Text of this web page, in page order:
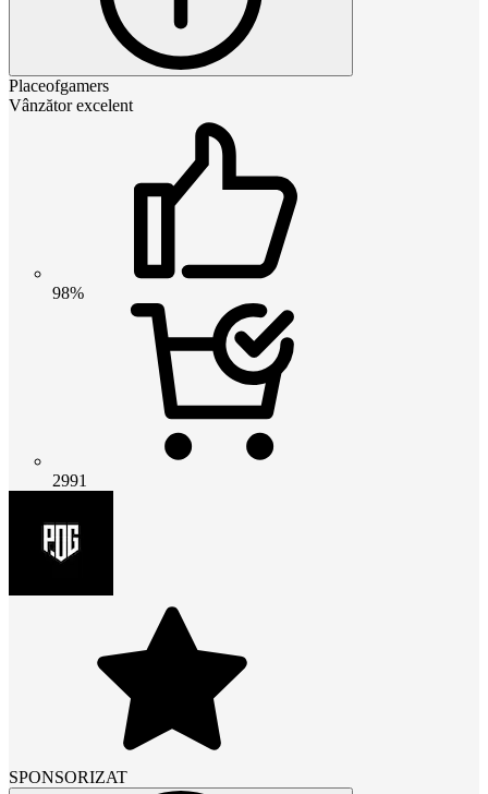
Placeofgamers
Vânzător excelent
98%
2991
SPONSORIZAT